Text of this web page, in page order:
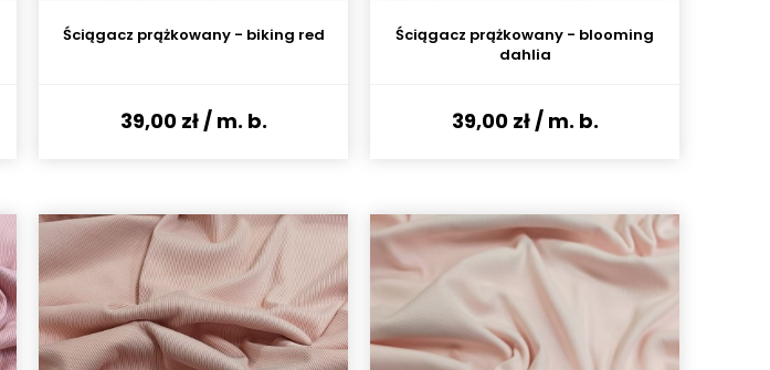
Ściągacz prążkowany - biking red
39,00 zł/ m. b.
Ściągacz prążkowany - blooming
dahlia
39,00 zł/ m. b.